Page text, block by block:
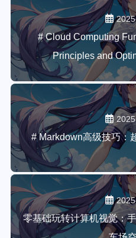
# Cloud Computing
Principles and
# Markdown高级技巧：
零基础玩转计算机视觉：